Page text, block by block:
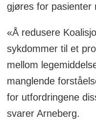
gjøres for pasienter
«Å redusere
sykdommer til et
mellom
manglende
for utfordringene
svarer Arneberg.